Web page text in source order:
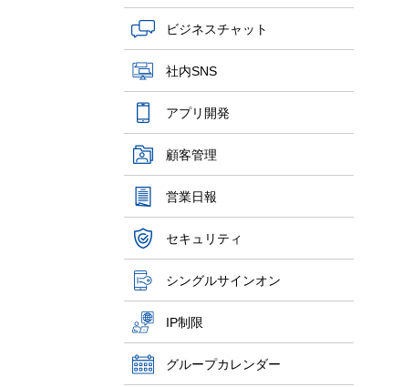
ビジネスチャット
社内SNS
アプリ開発
顧客管理
営業日報
セキュリティ
シングルサインオン
IP制限
グループカレンダー